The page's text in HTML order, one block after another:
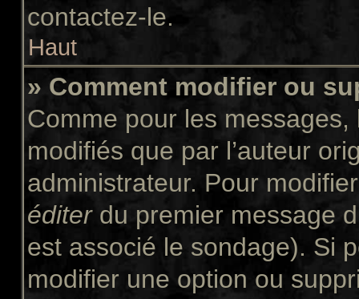
contactez-le.
Haut
» Comment modifier ou
Comme pour les
modifiés que par l’auteur
administrateur. Pour
éditerdu premier message
est associé le sondage). Si
modifier une option ou